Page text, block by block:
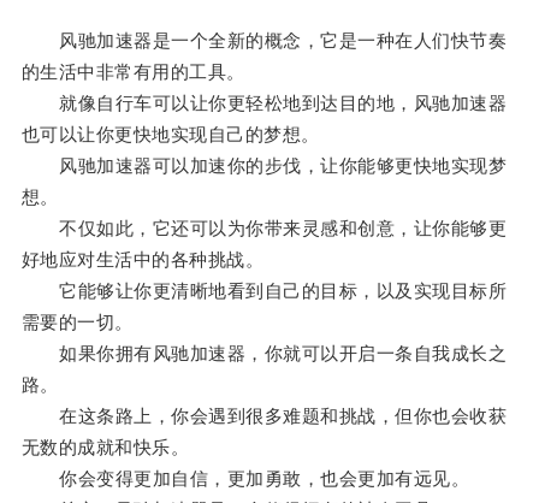
风驰加速器是一个全新的概念，它是一种在人们快节奏
的生活中非常有用的工具。
就像自行车可以让你更轻松地到达目的地，风驰加速器
也可以让你更快地实现自己的梦想。
风驰加速器可以加速你的步伐，让你能够更快地实现梦
想。
不仅如此，它还可以为你带来灵感和创意，让你能够更
好地应对生活中的各种挑战。
它能够让你更清晰地看到自己的目标，以及实现目标所
需要的一切。
如果你拥有风驰加速器，你就可以开启一条自我成长之
路。
在这条路上，你会遇到很多难题和挑战，但你也会收获
无数的成就和快乐。
你会变得更加自信，更加勇敢，也会更加有远见。